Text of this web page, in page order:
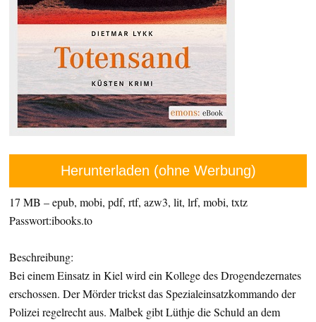
Herunterladen (ohne Werbung)
17 MB – epub, mobi, pdf, rtf, azw3, lit, lrf, mobi, txtz
Passwort:ibooks.to
Beschreibung:
Bei einem Einsatz in Kiel wird ein Kollege des Drogendezernates
erschossen. Der Mörder trickst das Spezialeinsatzkommando der
Polizei regelrecht aus. Malbek gibt Lüthje die Schuld an dem